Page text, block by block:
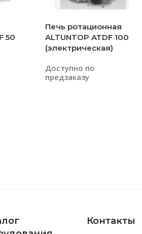
50
Печь ротационная
ALTUNTOP ATDF 100
(электрическая)
Доступно по
предзаказу
Контакты